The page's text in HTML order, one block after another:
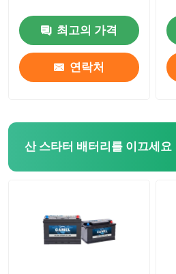
Group Website
자동차 스타터 배터리
리튬 이온 스타터 배터리
과적 트럭 배터리
최고의 가격
연락처
산 스타터 배터리를 이끄세요